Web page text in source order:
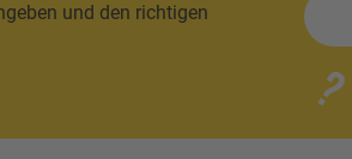
und den richtigen